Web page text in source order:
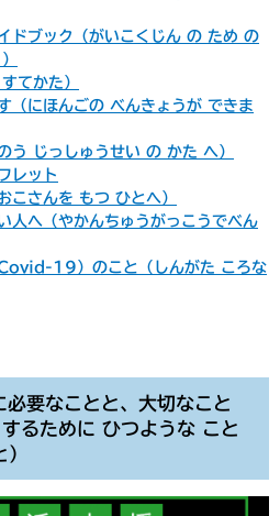
ドブック（がいこくじん の ため の
てかた）
（にほんごの べんきょうが できま
う じっしゅうせい の かた へ）
レット
こさんを もつ ひとへ）
人へ（やかんちゅうがっこうでべん
19）のこと（しんがた ころな
必要なことと、大切なこと
るために ひつような こと